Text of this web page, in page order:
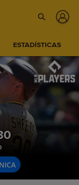
ESTADÍSTICAS